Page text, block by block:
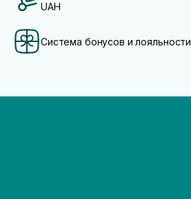
UAH
Система бонусов и лояльности